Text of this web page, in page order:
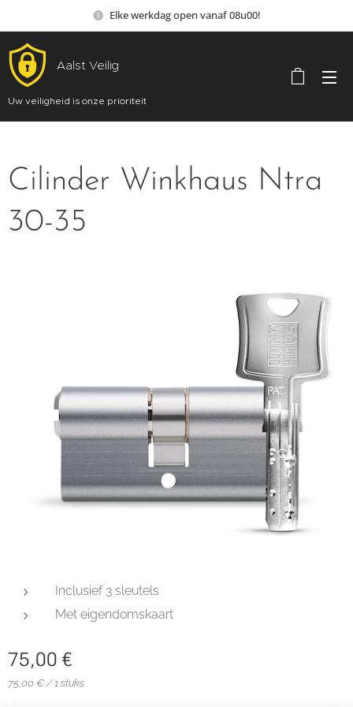
Elke werkdag open vanaf 08u00!
Aalst Veilig
Uw veiligheid is onze prioriteit
Cilinder Winkhaus Ntra
30-35
Inclusief 3 sleutels
Met eigendomskaart
75,00 €
75,00 € / 1 stuks